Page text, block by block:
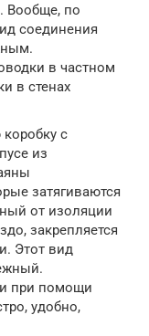
Вообще, по
соединения
в частном
в стенах
с
из
затягиваются
от изоляции
закрепляется
Этот вид
при помощи
удобно,